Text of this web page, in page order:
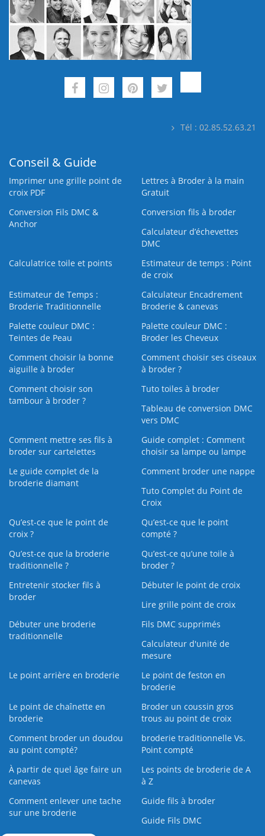
Tél : 02.85.52.63.21
Conseil & Guide
Imprimer une grille point de
croix PDF
Lettres à Broder à la main
Gratuit
Conversion Fils DMC &
Anchor
Conversion fils à broder
Calculateur d’échevettes
DMC
Calculatrice toile et points
Estimateur de temps : Point
de croix
Estimateur de Temps :
Broderie Traditionnelle
Calculateur Encadrement
Broderie & canevas
Palette couleur DMC :
Teintes de Peau
Palette couleur DMC :
Broder les Cheveux
Comment choisir la bonne
aiguille à broder
Comment choisir ses ciseaux
à broder ?
Comment choisir son
tambour à broder ?
Tuto toiles à broder
Tableau de conversion DMC
vers DMC
Comment mettre ses fils à
broder sur cartelettes
Guide complet : Comment
choisir sa lampe ou lampe
Le guide complet de la
broderie diamant
Comment broder une nappe
Tuto Complet du Point de
Croix
Qu’est-ce que le point de
croix ?
Qu’est-ce que le point
compté ?
Qu’est-ce que la broderie
traditionnelle ?
Qu’est‑ce qu’une toile à
broder ?
Entretenir stocker fils à
broder
Débuter le point de croix
Lire grille point de croix
Débuter une broderie
traditionnelle
Fils DMC supprimés
Calculateur d'unité de
mesure
Le point arrière en broderie
Le point de feston en
broderie
Le point de chaînette en
broderie
Broder un coussin gros
trous au point de croix
Comment broder un doudou
au point compté?
broderie traditionnelle Vs.
Point compté
À partir de quel âge faire un
canevas
Les points de broderie de A
à Z
Comment enlever une tache
sur une broderie
Guide fils à broder
Guide Fils DMC